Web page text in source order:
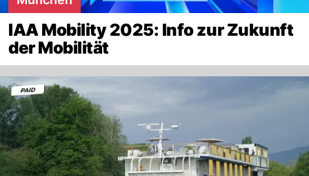
IAA Mobility 2025: Info zur Zukunft
der Mobilität